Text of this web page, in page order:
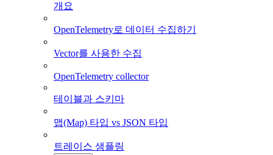
개요
OpenTelemetry로 데이터 수집하기
Vector를 사용한 수집
OpenTelemetry collector
테이블과 스키마
맵(Map) 타입 vs JSON 타입
트레이스 샘플링